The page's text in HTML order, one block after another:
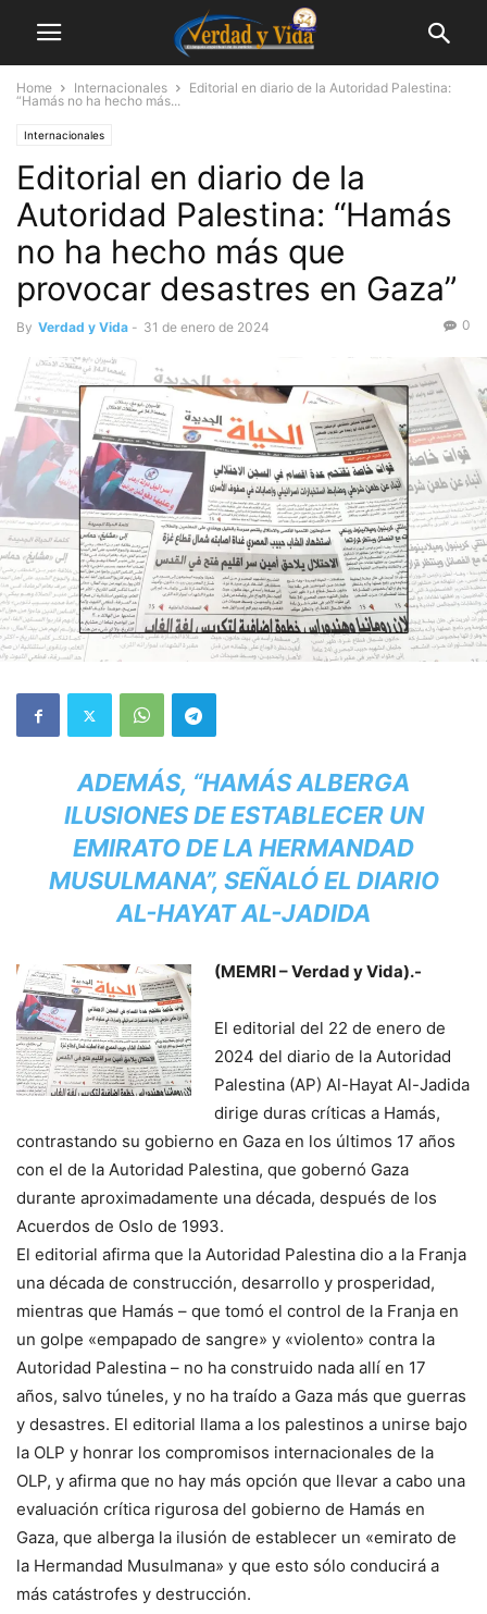
Home Internacionales
Editorial en diario de la Autoridad Palestina:
“Hamás no ha hecho más...
Internacionales
Editorial en diario de la
Autoridad Palestina: “Hamás
no ha hecho más que
provocar desastres en Gaza”
By Verdad y Vida - 31 de enero de 2024 0
ADEMÁS, “HAMÁS ALBERGA
ILUSIONES DE ESTABLECER UN
EMIRATO DE LA HERMANDAD
MUSULMANA”, SEÑALÓ EL DIARIO
AL-HAYAT AL-JADIDA
(MEMRI – Verdad y Vida).-
El editorial del 22 de enero de
2024 del diario de la Autoridad
Palestina (AP) Al-Hayat Al-Jadida
dirige duras críticas a Hamás,
contrastando su gobierno en Gaza en los últimos 17 años
con el de la Autoridad Palestina, que gobernó Gaza
durante aproximadamente una década, después de los
Acuerdos de Oslo de 1993.
El editorial afirma que la Autoridad Palestina dio a la Franja
una década de construcción, desarrollo y prosperidad,
mientras que Hamás – que tomó el control de la Franja en
un golpe «empapado de sangre» y «violento» contra la
Autoridad Palestina – no ha construido nada allí en 17
años, salvo túneles, y no ha traído a Gaza más que guerras
y desastres. El editorial llama a los palestinos a unirse bajo
la OLP y honrar los compromisos internacionales de la
OLP, y afirma que no hay más opción que llevar a cabo una
evaluación crítica rigurosa del gobierno de Hamás en
Gaza, que alberga la ilusión de establecer un «emirato de
la Hermandad Musulmana» y que esto sólo conducirá a
más catástrofes y destrucción.